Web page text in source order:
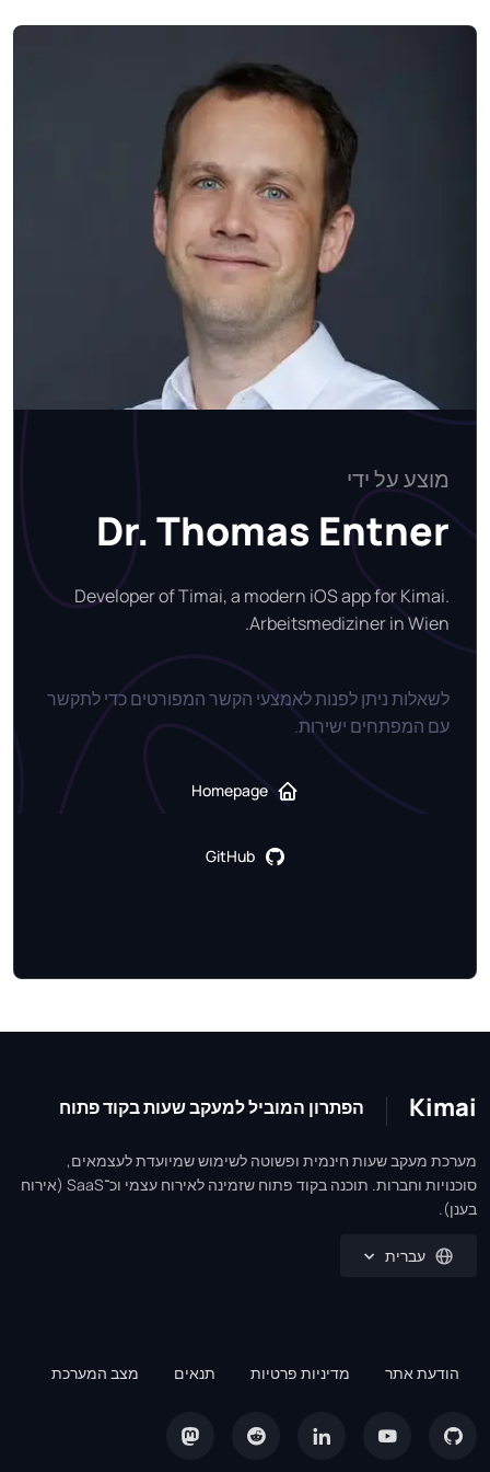
מוצע על ידי
Dr. Thomas Entner
Developer of Timai, a modern iOS app for Kimai.
Arbeitsmediziner in Wien.
לשאלות ניתן לפנות לאמצעי הקשר המפורטים כדי לתקשר
עם המפתחים ישירות.
Homepage
GitHub
Kimai הפתרון המוביל למעקב שעות בקוד פתוח
מערכת מעקב שעות חינמית ופשוטה לשימוש שמיועדת לעצמאים,
סוכנויות וחברות. תוכנה בקוד פתוח שזמינה לאירוח עצמי וכ־SaaS (אירוח
בענן).
עברית
הודעת אתר מדיניות פרטיות תנאים מצב המערכת